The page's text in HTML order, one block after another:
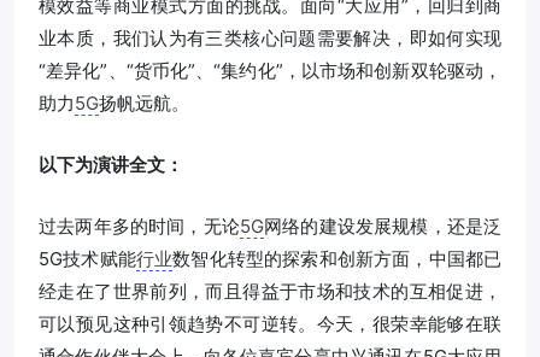
模效益等商业模式方面的挑战。面向“大应用”，回归到商
业本质，我们认为有三类核心问题需要解决，即如何实现
“差异化”、“货币化”、“集约化”，以市场和创新双轮驱动，
助力5G扬帆远航。
以下为演讲全文：
过去两年多的时间，无论5G网络的建设发展规模，还是泛
5G技术赋能行业数智化转型的探索和创新方面，中国都已
经走在了世界前列，而且得益于市场和技术的互相促进，
可以预见这种引领趋势不可逆转。今天，很荣幸能够在联